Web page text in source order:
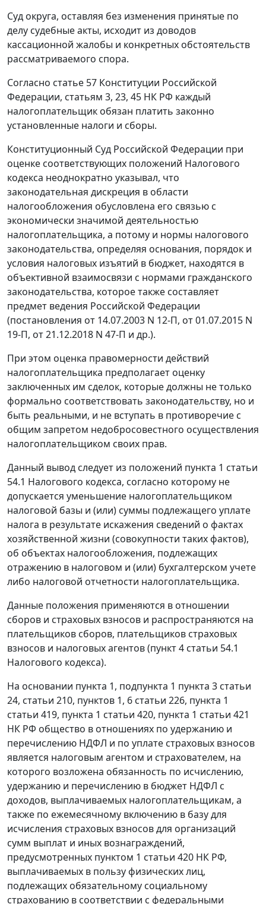
Суд округа, оставляя без изменения принятые по
делу судебные акты, исходит из доводов
кассационной жалобы и конкретных обстоятельств
рассматриваемого спора.
Согласно статье 57 Конституции Российской
Федерации, статьям 3, 23, 45 НК РФ каждый
налогоплательщик обязан платить законно
установленные налоги и сборы.
Конституционный Суд Российской Федерации при
оценке соответствующих положений Налогового
кодекса неоднократно указывал, что
законодательная дискреция в области
налогообложения обусловлена его связью с
экономически значимой деятельностью
налогоплательщика, а потому и нормы налогового
законодательства, определяя основания, порядок и
условия налоговых изъятий в бюджет, находятся в
объективной взаимосвязи с нормами гражданского
законодательства, которое также составляет
предмет ведения Российской Федерации
(постановления от 14.07.2003 N 12-П, от 01.07.2015 N
19-П, от 21.12.2018 N 47-П и др.).
При этом оценка правомерности действий
налогоплательщика предполагает оценку
заключенных им сделок, которые должны не только
формально соответствовать законодательству, но и
быть реальными, и не вступать в противоречие с
общим запретом недобросовестного осуществления
налогоплательщиком своих прав.
Данный вывод следует из положений пункта 1 статьи
54.1 Налогового кодекса, согласно которому не
допускается уменьшение налогоплательщиком
налоговой базы и (или) суммы подлежащего уплате
налога в результате искажения сведений о фактах
хозяйственной жизни (совокупности таких фактов),
об объектах налогообложения, подлежащих
отражению в налоговом и (или) бухгалтерском учете
либо налоговой отчетности налогоплательщика.
Данные положения применяются в отношении
сборов и страховых взносов и распространяются на
плательщиков сборов, плательщиков страховых
взносов и налоговых агентов (пункт 4 статьи 54.1
Налогового кодекса).
На основании пункта 1, подпункта 1 пункта 3 статьи
24, статьи 210, пунктов 1, 6 статьи 226, пункта 1
статьи 419, пункта 1 статьи 420, пункта 1 статьи 421
НК РФ общество в отношениях по удержанию и
перечислению НДФЛ и по уплате страховых взносов
является налоговым агентом и страхователем, на
которого возложена обязанность по исчислению,
удержанию и перечислению в бюджет НДФЛ с
доходов, выплачиваемых налогоплательщикам, а
также по ежемесячному включению в базу для
исчисления страховых взносов для организаций
сумм выплат и иных вознаграждений,
предусмотренных пунктом 1 статьи 420 НК РФ,
выплачиваемых в пользу физических лиц,
подлежащих обязательному социальному
страхованию в соответствии с федеральными